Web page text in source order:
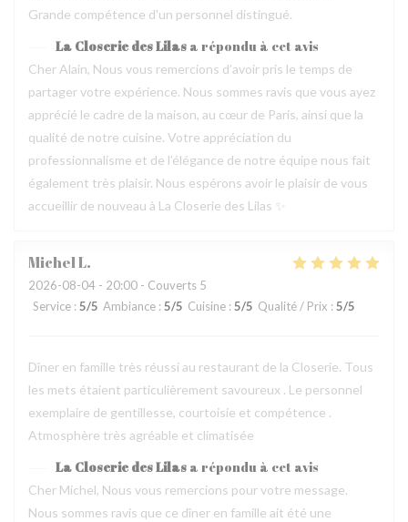
Grande compétence d'un personnel distingué.
La Closerie des Lilas a répondu à cet avis
Cher Alain, Nous vous remercions d’avoir pris le temps de
partager votre expérience. Nous sommes ravis que vous ayez
apprécié le cadre de la maison, au cœur de Paris, ainsi que la
qualité de notre cuisine. Votre appréciation du
professionnalisme et de l’élégance de notre équipe nous fait
également très plaisir. Nous espérons avoir le plaisir de vous
accueillir de nouveau à La Closerie des Lilas ✨
MichelL
2026-08-04 - 20:00 - Couverts 5
Service : 5/5 Ambiance : 5/5 Cuisine : 5/5 Qualité / Prix : 5/5
Dîner en famille très réussi au restaurant de la Closerie. Tous
les mets étaient particulièrement savoureux . Le personnel
exemplaire de gentillesse, courtoisie et compétence .
Atmosphère très agréable et climatisée
La Closerie des Lilas a répondu à cet avis
Cher Michel, Nous vous remercions pour votre message.
Nous sommes ravis que ce dîner en famille ait été une